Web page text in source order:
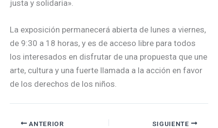
justa y solidaria».
La exposición permanecerá abierta de lunes a viernes,
de 9:30 a 18 horas, y es de acceso libre para todos
los interesados en disfrutar de una propuesta que une
arte, cultura y una fuerte llamada a la acción en favor
de los derechos de los niños.
ANTERIOR SIGUIENTE